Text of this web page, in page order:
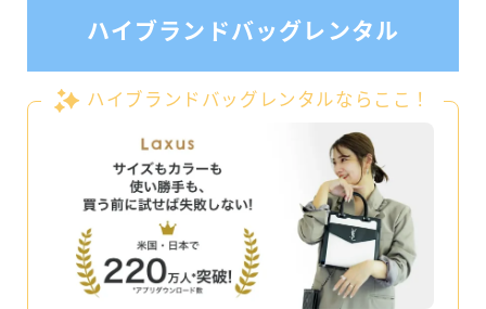
ハイブランドバッグレンタル
ハイブランドバッグレンタルならここ！